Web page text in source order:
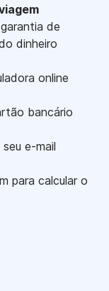
de
dinheiro
online
bancário
e-mail
para calcular o